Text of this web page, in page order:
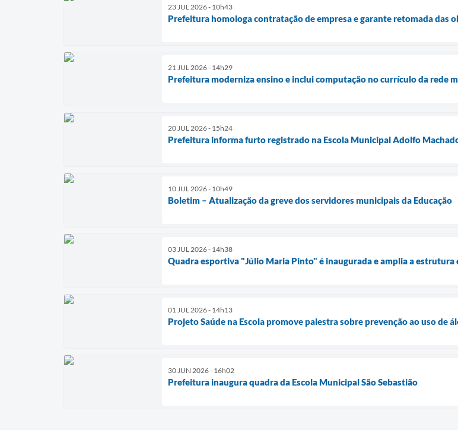
23 JUL 2026 - 10h43
Prefeitura homologa contratação de empresa e garante retomada das
21 JUL 2026 - 14h29
Prefeitura moderniza ensino e inclui computação no currículo da rede
20 JUL 2026 - 15h24
Prefeitura informa furto registrado na Escola Municipal Adolfo
10 JUL 2026 - 10h49
Boletim – Atualização da greve dos servidores municipais da Educação
03 JUL 2026 - 14h38
Quadra esportiva "Júlio Maria Pinto" é inaugurada e amplia a estrutura
01 JUL 2026 - 14h13
Projeto Saúde na Escola promove palestra sobre prevenção ao uso de
30 JUN 2026 - 16h02
Prefeitura inaugura quadra da Escola Municipal São Sebastião